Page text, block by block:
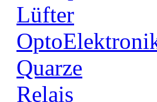
Lüfter
Quarze
Relais